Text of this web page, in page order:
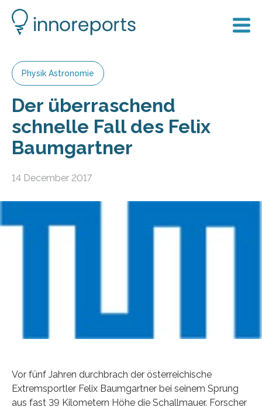
Physik Astronomie
Der überraschend
schnelle Fall des Felix
Baumgartner
14 December 2017
Vor fünf Jahren durchbrach der österreichische
Extremsportler Felix Baumgartner bei seinem Sprung
aus fast 39 Kilometern Höhe die Schallmauer. Forscher